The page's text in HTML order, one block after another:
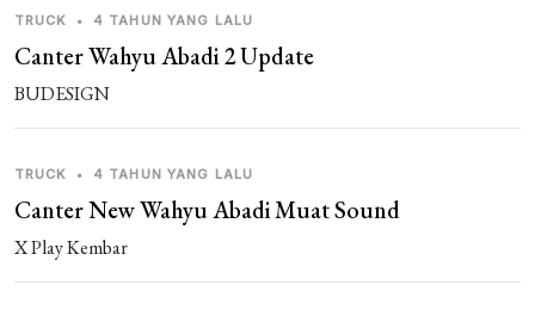
TRUCK • 4 TAHUN YANG LALU
Canter Wahyu Abadi 2 Update
BUDESIGN
TRUCK • 4 TAHUN YANG LALU
Canter New Wahyu Abadi Muat Sound
X Play Kembar